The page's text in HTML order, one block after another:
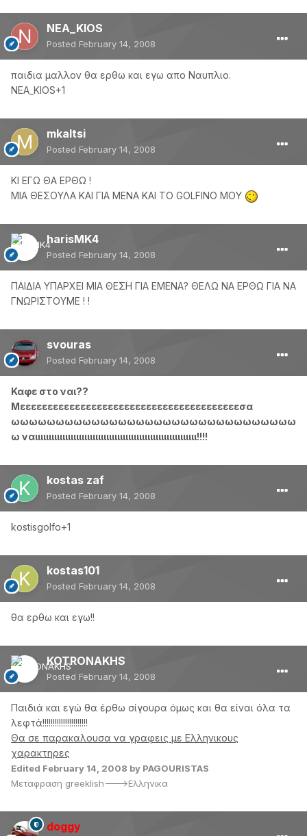
NEA_KIOS
Posted February 14, 2008
παιδια μαλλον θα ερθω και εγω απο Ναυπλιο.
NEA_KIOS+1
mkaltsi
Posted February 14, 2008
ΚΙ ΕΓΩ ΘΑ ΕΡΘΩ !
ΜΙΑ ΘΕΣΟΥΛΑ ΚΑΙ ΓΙΑ ΜΕΝΑ ΚΑΙ ΤΟ GOLFINO ΜΟΥ
harisMK4
Posted February 14, 2008
ΠΑΙΔΙΑ ΥΠΑΡΧΕΙ ΜΙΑ ΘΕΣΗ ΓΙΑ ΕΜΕΝΑ? ΘΕΛΩ ΝΑ ΕΡΘΩ ΓΙΑ ΝΑ
ΓΝΩΡΙΣΤΟΥΜΕ ! !
svouras
Posted February 14, 2008
Καφε στο ναι??
Μεεεεεεεεεεεεεεεεεεεεεεεεεεεεεεεεεεεεεεεεσα
ωωωωωωωωωωωωωωωωωωωωωωωωωωωωωωωω
ω ναιιιιιιιιιιιιιιιιιιιιιιιιιιιιιιιιιιιιιιιιιιιιιιιιιιιιιιιιιιι!!!!
kostas zaf
Posted February 14, 2008
kostisgolfo+1
kostas101
Posted February 14, 2008
θα ερθω και εγω!!
KOTRONAKHS
Posted February 14, 2008
Παιδιά και εγώ θα έρθω σίγουρα όμως και θα είναι όλα τα
λεφτά!!!!!!!!!!!!!!!!!!!!!!
Θα σε παρακαλουσα να γραφεις με Ελληνικους
χαρακτηρες
Edited February 14, 2008 by PAGOURISTAS
Μεταφραση greeklish--->Ελληνικα
doggy